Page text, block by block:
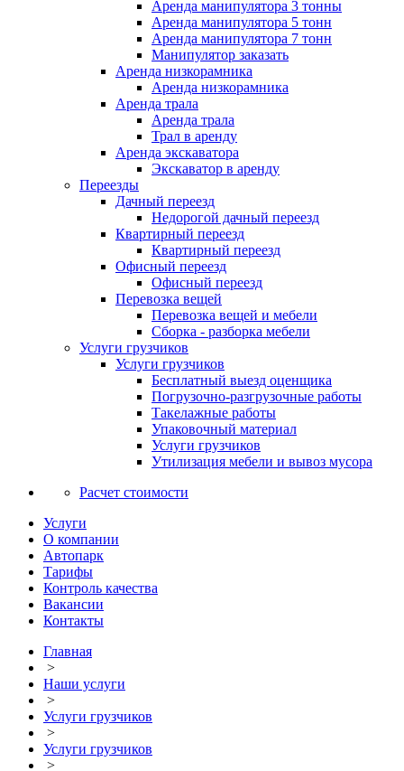
Аренда манипулятора 3 тонны
Аренда манипулятора 5 тонн
Аренда манипулятора 7 тонн
Манипулятор заказать
Аренда низкорамника
Аренда низкорамника
Аренда трала
Аренда трала
Трал в аренду
Аренда экскаватора
Экскаватор в аренду
Переезды
Дачный переезд
Недорогой дачный переезд
Квартирный переезд
Квартирный переезд
Офисный переезд
Офисный переезд
Перевозка вещей
Перевозка вещей и мебели
Сборка - разборка мебели
Услуги грузчиков
Услуги грузчиков
Бесплатный выезд оценщика
Погрузочно-разгрузочные работы
Такелажные работы
Упаковочный материал
Услуги грузчиков
Утилизация мебели и вывоз мусора
Расчет стоимости
Услуги
О компании
Автопарк
Тарифы
Контроль качества
Вакансии
Контакты
Главная
>
Наши услуги
>
Услуги грузчиков
>
Услуги грузчиков
>